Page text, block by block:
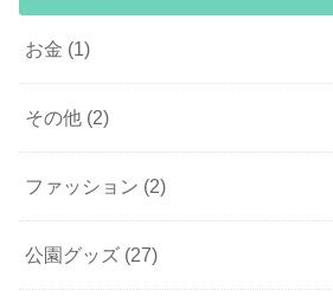
お金 (1)
その他 (2)
ファッション (2)
公園グッズ (27)